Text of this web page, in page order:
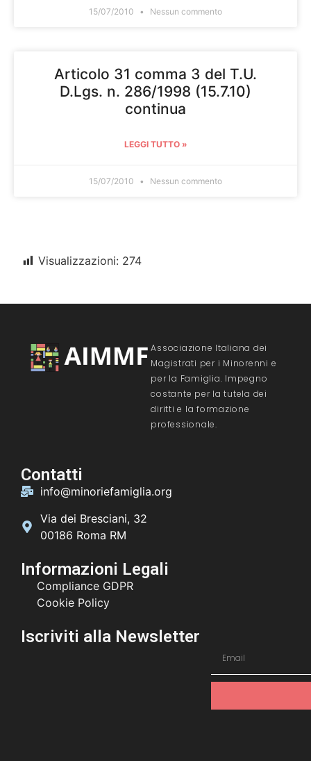
15/07/2010 Nessun commento
Articolo 31 comma 3 del T.U.
D.Lgs. n. 286/1998 (15.7.10)
continua
LEGGI TUTTO »
15/07/2010 Nessun commento
Visualizzazioni: 274
Associazione Italiana dei
Magistrati per i Minorenni e
per la Famiglia. Impegno
costante per la tutela dei
diritti e la formazione
professionale.
Contatti
info@minoriefamiglia.org
Via dei Bresciani, 32
00186 Roma RM
Informazioni Legali
Compliance GDPR
Cookie Policy
Iscriviti alla Newsletter